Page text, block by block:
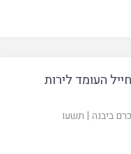
העומד לירות
כרם ביבנה | תשעו